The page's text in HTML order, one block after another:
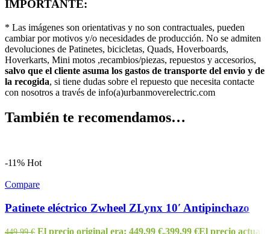
IMPORTANTE:
* Las imágenes son orientativas y no son contractuales, pueden
cambiar por motivos y/o necesidades de producción. No se admiten
devoluciones de Patinetes, bicicletas, Quads, Hoverboards,
Hoverkarts, Mini motos ,recambios/piezas, repuestos y accesorios,
salvo que el cliente asuma los gastos de transporte del envio y de
la recogida, si tiene dudas sobre el repuesto que necesita contacte
con nosotros a través de info(a)urbanmoverelectric.com
También te recomendamos…
-11% Hot
Compare
Patinete eléctrico Zwheel ZLynx 10′ Antipinchazo
449,99€ El precio original era: 449,99 €.399,99 €El precio actual